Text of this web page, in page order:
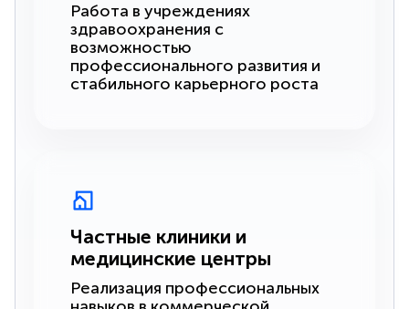
Работа в учреждениях
здравоохранения с
возможностью
профессионального развития и
стабильного карьерного роста
Частные клиники и
медицинские центры
Реализация профессиональных